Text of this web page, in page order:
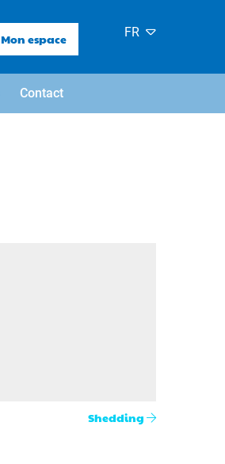
Mon espace FR
Contact
Shedding